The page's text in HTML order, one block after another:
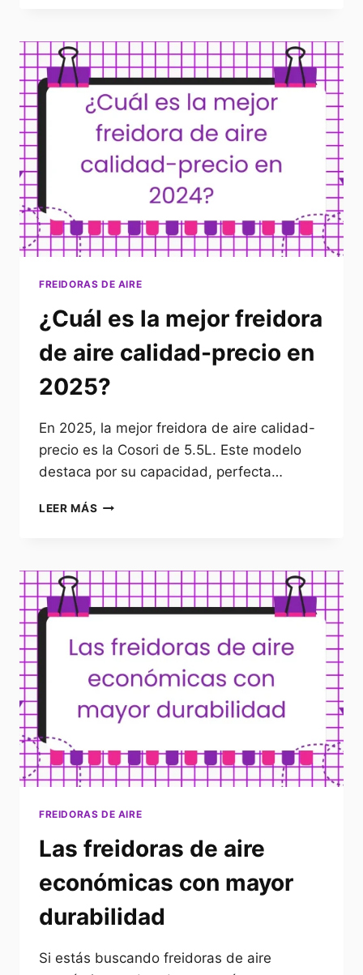
DOBLES
MÁS
VENDIDAS
EN
AGOSTO
DE
2025
FREIDORAS DE AIRE
¿Cuál es la mejor freidora
de aire calidad-precio en
2025?
En 2025, la mejor freidora de aire calidad-
precio es la Cosori de 5.5L. Este modelo
destaca por su capacidad, perfecta…
LEER MÁS ¿CUÁL
FREIDORA
DE
AIRE
PRECIO
EN
2025?
FREIDORAS DE AIRE
Las freidoras de aire
económicas con mayor
durabilidad
Si estás buscando freidoras de aire